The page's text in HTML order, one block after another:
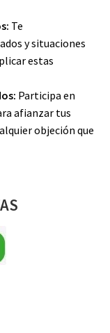
Te
y situaciones
estas
Participa en
afianzar tus
objeción que